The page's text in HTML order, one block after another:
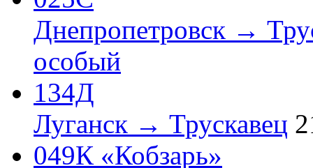
Днепропетровск →
особый
134Д
Луганск → Трускавец
049К «Кобзарь»